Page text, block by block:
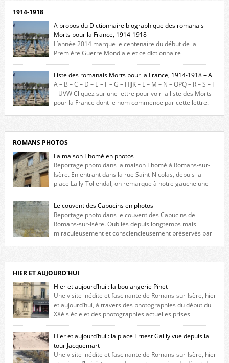
1914-1918
A propos du Dictionnaire biographique des romanais
Morts pour la France, 1914-1918
L’année 2014 marque le centenaire du début de la
Première Guerre Mondiale et ce dictionnaire
biographique veut rendre hommage aux romanais Morts pour la
France durant ce conflit. La base de cette recherche historique est
constituée des noms gravés sur les plaques commémoratives de
l’Hôtel de Ville, du lycée du Dauphiné et du lycée Triboulet, […]
Liste des romanais Morts pour la France, 1914-1918 – A
A – B – C – D – E – F – G – HIJK – L – M – N – OPQ – R – S – T
– UVW Cliquez sur une lettre pour voir la liste des Morts
pour la France dont le nom commence par cette lettre.
ROMANS PHOTOS
La maison Thomé en photos
Reportage photo dans la maison Thomé à Romans-sur-
Isère. En entrant dans la rue Saint-Nicolas, depuis la
place Lally-Tollendal, on remarque à notre gauche une
maison construite au XVIè siècle. Les deux façades sont ornées de
fenêtres jumelles à meneaux. Entre ces deux étages, on peut voir une
niche qui contient une statue de la Vierge. […]
Le couvent des Capucins en photos
Reportage photo dans le couvent des Capucins de
Romans-sur-Isère. Oubliés depuis longtemps mais
miraculeusement et consciencieusement préservés par
l’histoire de la redécouverte de vestiges du couvent des Capucins ! Petit
retour sur l’histoire […]
HIER ET AUJOURD'HUI
Hier et aujourd’hui : la boulangerie Pinet
Une visite inédite et fascinante de Romans-sur-Isère, hier
et aujourd’hui, à travers des photographies du début du
XXè siècle et des photographies actuelles prises
exactement dans le même cadre ! A l’angle de la place Jean Jaurès et de
l’avenue Victor Hugo (à côté d’Intermarché), à Romans. La boulangerie
Jules Pinet est inscrite dans le […]
Hier et aujourd’hui : la place Ernest Gailly vue depuis la
tour Jacquemart
Une visite inédite et fascinante de Romans-sur-Isère, hier